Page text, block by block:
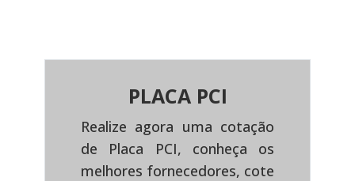
PLACA PCI
Realize agora uma cotação
de Placa PCI, conheça os
melhores fornecedores, cote